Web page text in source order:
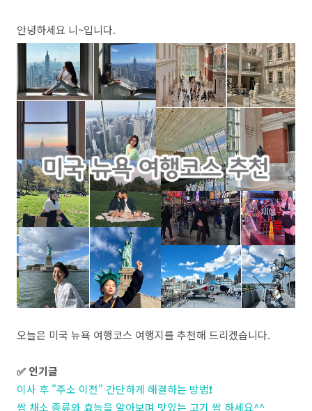
안녕하세요 니~입니다.
오늘은 미국 뉴욕 여행코스 여행지를 추천해 드리겠습니다.
✅ 인기글
이사 후 "주소 이전" 간단하게 해결하는 방법❗
쌈 채소 종류와 효능을 알아보며 맛있는 고기 쌈 하세요^^